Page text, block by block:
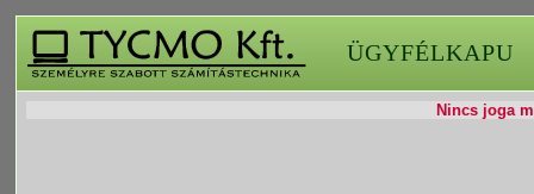
ÜGYFÉLKAPU
Nincs joga